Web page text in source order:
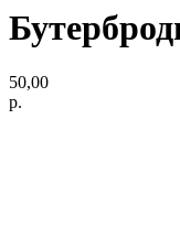
50,00
р.